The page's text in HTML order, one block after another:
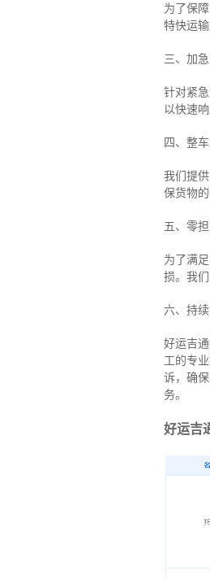
为了保
特快运
三、加
针对紧
以快速
四、整
我们提
保货物
五、零
为了满
损。我
六、持
好运吉
工的专
诉，确
务。
好运吉